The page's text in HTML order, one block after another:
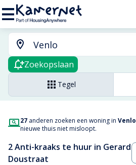
Zoekopslaan
Tegel
27 anderen zoeken een woning in Venlo
nieuwe thuis niet misloopt.
2 Anti-kraaks te huur in Gerard
Doustraat